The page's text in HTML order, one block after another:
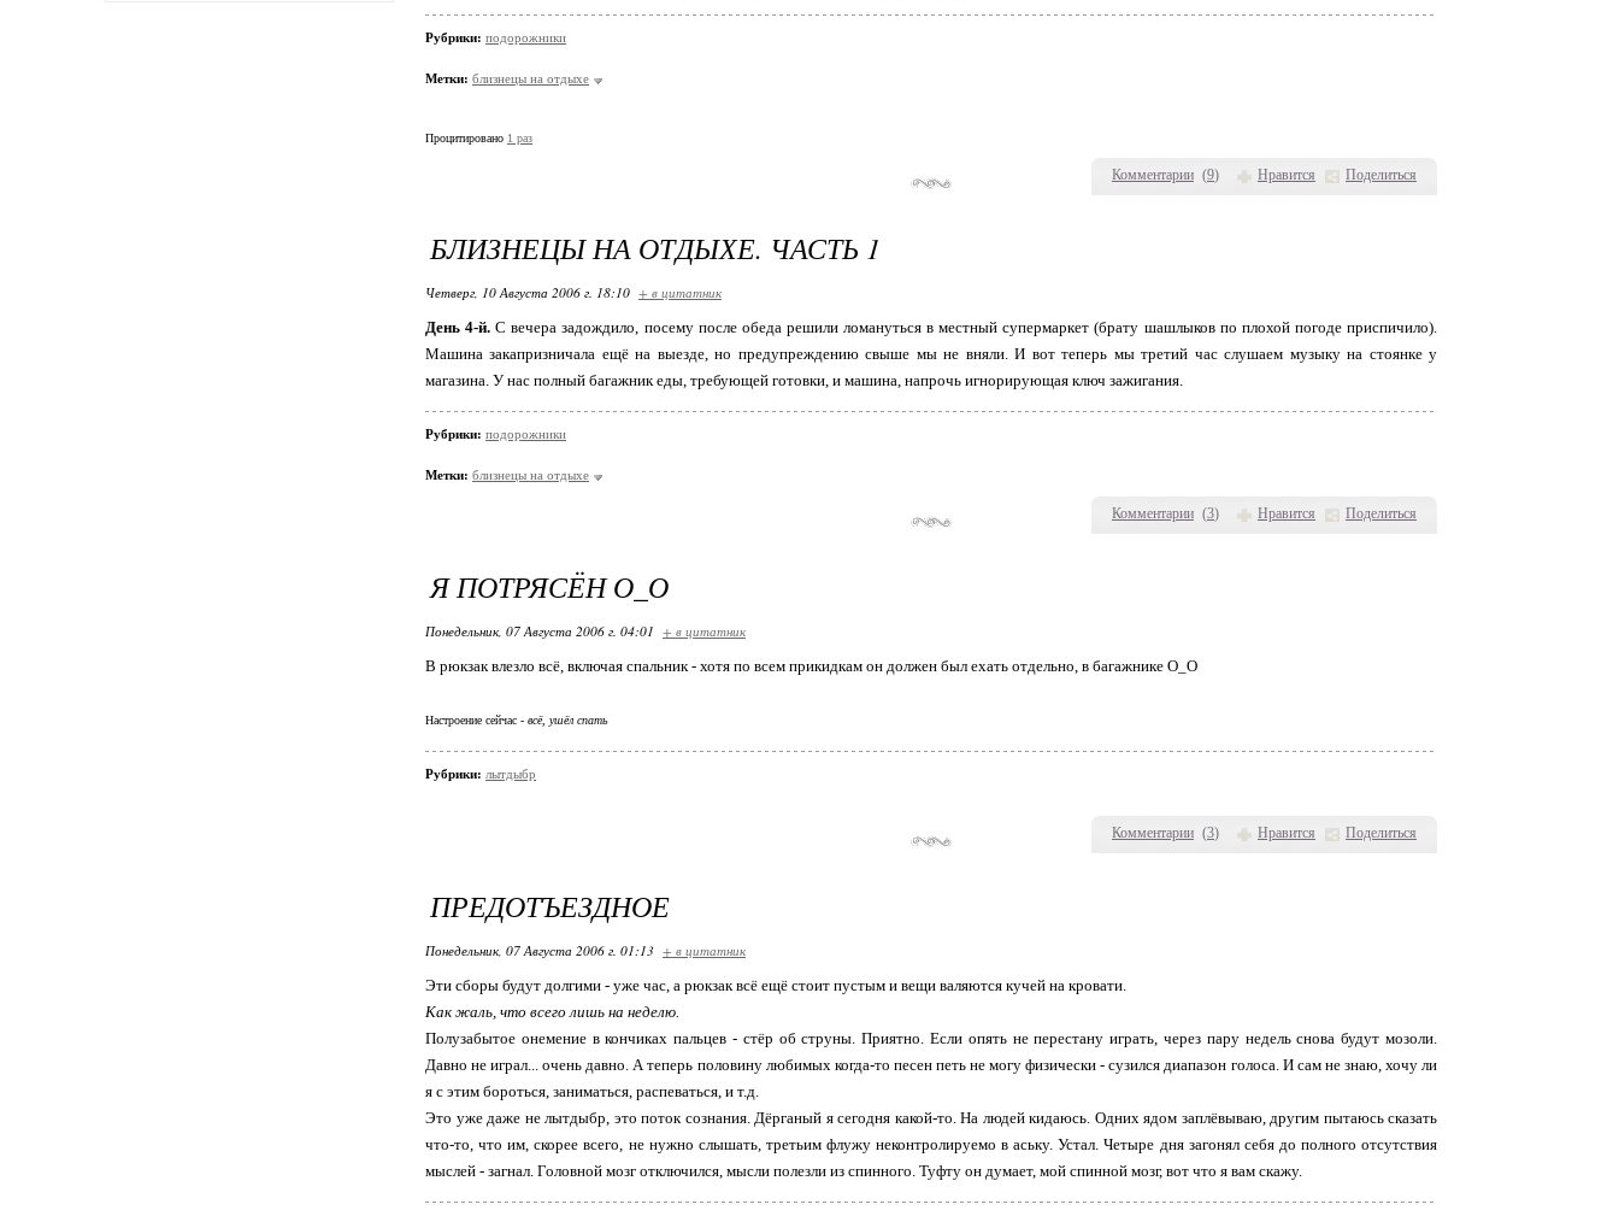
Комментарии (9) Нравится Поделиться
Рубрики: подорожники
Метки: близнецы на отдыхе
Процитировано 1 раз
Комментарии (3) Нравится Поделиться
БЛИЗНЕЦЫ НА ОТДЫХЕ. ЧАСТЬ 1
Четверг, 10 Августа 2006 г. 18:10 + в цитатник
День 4-й. С вечера задождило, посему после обеда решили ломануться в местный супермаркет (брату шашлыков по плохой погоде приспичило).
Машина закапризничала ещё на выезде, но предупреждению свыше мы не вняли. И вот теперь мы третий час слушаем музыку на стоянке у
магазина. У нас полный багажник еды, требующей готовки, и машина, напрочь игнорирующая ключ зажигания.
Рубрики: подорожники
Метки: близнецы на отдыхе
Комментарии (3) Нравится Поделиться
Я ПОТРЯСЁН О_О
Понедельник, 07 Августа 2006 г. 04:01 + в цитатник
В рюкзак влезло всё, включая спальник - хотя по всем прикидкам он должен был ехать отдельно, в багажнике О_О
Настроение сейчас - всё, ушёл спать
Рубрики: лытдыбр
ПРЕДОТЪЕЗДНОЕ
Понедельник, 07 Августа 2006 г. 01:13 + в цитатник
Эти сборы будут долгими - уже час, а рюкзак всё ещё стоит пустым и вещи валяются кучей на кровати.
Как жаль, что всего лишь на неделю.
Полузабытое онемение в кончиках пальцев - стёр об струны. Приятно. Если опять не перестану играть, через пару недель снова будут мозоли.
Давно не играл... очень давно. А теперь половину любимых когда-то песен петь не могу физически - сузился диапазон голоса. И сам не знаю, хочу ли
я с этим бороться, заниматься, распеваться, и т.д.
Это уже даже не лытдыбр, это поток сознания. Дёрганый я сегодня какой-то. На людей кидаюсь. Одних ядом заплёвываю, другим пытаюсь сказать
что-то, что им, скорее всего, не нужно слышать, третьим флужу неконтролируемо в аську. Устал. Четыре дня загонял себя до полного отсутствия
мыслей - загнал. Головной мозг отключился, мысли полезли из спинного. Туфту он думает, мой спинной мозг, вот что я вам скажу.